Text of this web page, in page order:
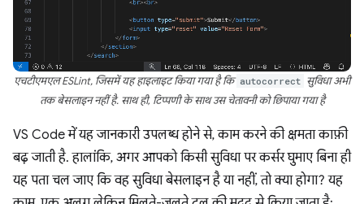
एचटीएमएल ESLint, जिसमें यह हाइलाइट किया गया है कि autocorrect सुविधा अभी
तक बेसलाइन नहीं है. साथ ही, टिप्पणी के साथ उस चेतावनी को छिपाया गया है
VS Code में यह जानकारी उपलब्ध होने से, काम करने की क्षमता काफ़ी
बढ़ जाती है. हालांकि, अगर आपको किसी सुविधा पर कर्सर घुमाए बिना ही
यह पता चल जाए कि वह सुविधा बेसलाइन है या नहीं, तो क्या होगा? यह